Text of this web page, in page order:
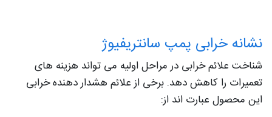
نشانه خرابی پمپ سانتریفیوژ
شناخت علائم خرابی در مراحل اولیه می تواند هزینه های
تعمیرات را کاهش دهد. برخی از علائم هشدار دهنده خرابی
این محصول عبارت اند از: